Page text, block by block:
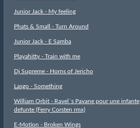
Junior Jack - My feeling
Phats & Small - Turn Around
Junior Jack - E Samba
Playahitty - Train with me
Dj Supreme - Horns of Jericho
Lasgo - Something
William Orbit - Ravel´s Pavane pour une infante
defunte (Ferry Corsten rmx)
E-Motion - Broken Wings